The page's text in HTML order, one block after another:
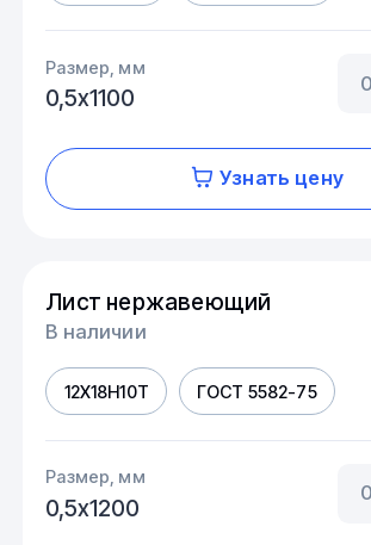
Размер, мм
0,5х1100
Узнать цену
Лист нержавеющий
В наличии
12Х18Н10Т ГОСТ 5582-75
Размер, мм
0,5х1200